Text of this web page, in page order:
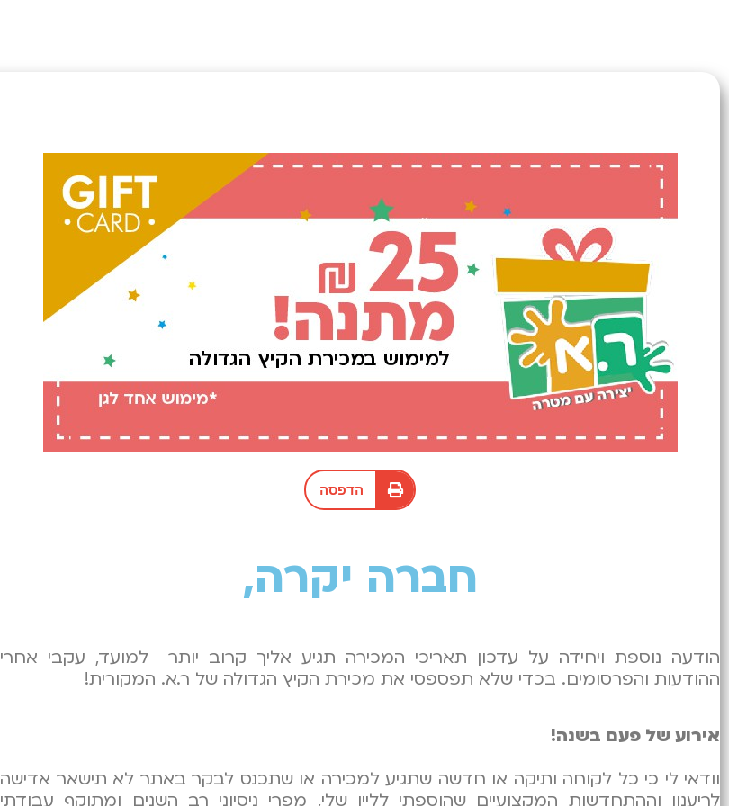
הדפסה
חברה יקרה,
הודעה נוספת ויחידה על עדכון תאריכי המכירה תגיע אליך קרוב יותר למועד, עקבי אחרי
ההודעות והפרסומים. בכדי שלא תפספסי את מכירת הקיץ הגדולה של ר.א. המקורית!
אירוע של פעם בשנה!
וודאי לי כי כל לקוחה ותיקה או חדשה שתגיע למכירה או שתכנס לבקר באתר לא תישאר אדישה
לריענון וההתחדשות המקצועיים שהוספתי לליין שלי, מפרי ניסיוני רב השנים ומתוקף עבודתי